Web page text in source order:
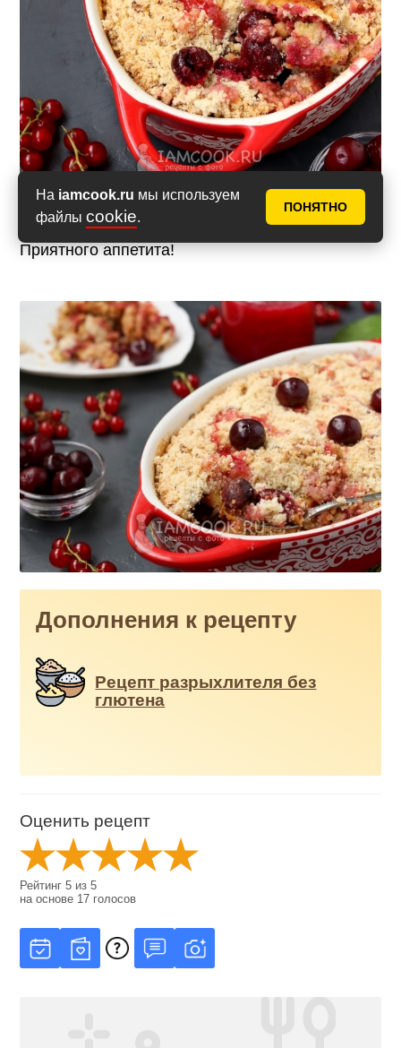
На iamcook.ru мы используем
файлы cookie.
ПОНЯТНО
Приятного аппетита!
Дополнения к рецепту
Рецепт разрыхлителя без
глютена
Оценить рецепт
Рейтинг5 из5
на основе 17 голосов